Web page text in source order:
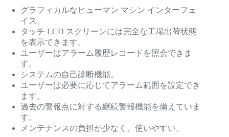
グラフィカルなヒューマン マシン インターフェ
イス。
タッチ LCD スクリーンには完全な工場出荷状態
を表示できます。
ユーザーはアラーム履歴レコードを照会できま
す。
システムの自己診断機能。
ユーザーは必要に応じてアラーム範囲を設定でき
ます。
過去の警報点に対する継続警報機能を備えていま
す。
メンテナンスの負担が少なく、使いやすい。